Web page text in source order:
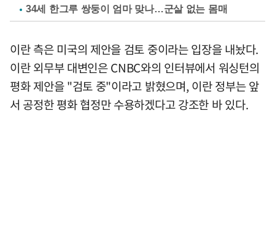
34세 한그루 쌍둥이 엄마 맞나…군살 없는 몸매
이란 측은 미국의 제안을 검토 중이라는 입장을 내놨다.
이란 외무부 대변인은 CNBC와의 인터뷰에서 워싱턴의
평화 제안을 "검토 중"이라고 밝혔으며, 이란 정부는 앞
서 공정한 평화 협정만 수용하겠다고 강조한 바 있다.